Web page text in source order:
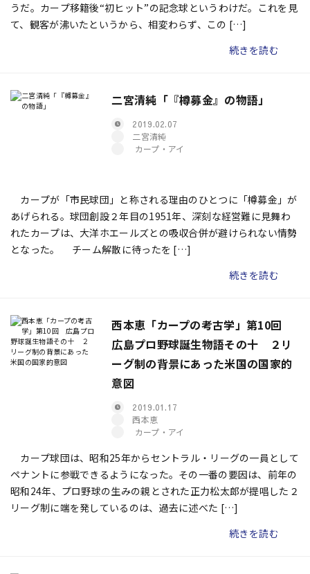
うだ。カープ移籍後“初ヒット”の記念球というわけだ。これを見
て、観客が沸いたというから、相変わらず、この […]
続きを読む
二宮清純「『樽募金』の物語」
2019.02.07
二宮清純
カープ・アイ
カープが「市民球団」と称される理由のひとつに「樽募金」が
あげられる。球団創設２年目の1951年、深刻な経営難に見舞わ
れたカープは、大洋ホエールズとの吸収合併が避けられない情勢
となった。 チーム解散に待ったを […]
続きを読む
西本恵「カープの考古学」第10回
広島プロ野球誕生物語その十 ２リ
ーグ制の背景にあった米国の国家的
意図
2019.01.17
西本恵
カープ・アイ
カープ球団は、昭和25年からセントラル・リーグの一員として
ペナントに参戦できるようになった。その一番の要因は、前年の
昭和24年、プロ野球の生みの親とされた正力松太郎が提唱した２
リーグ制に端を発しているのは、過去に述べた […]
続きを読む